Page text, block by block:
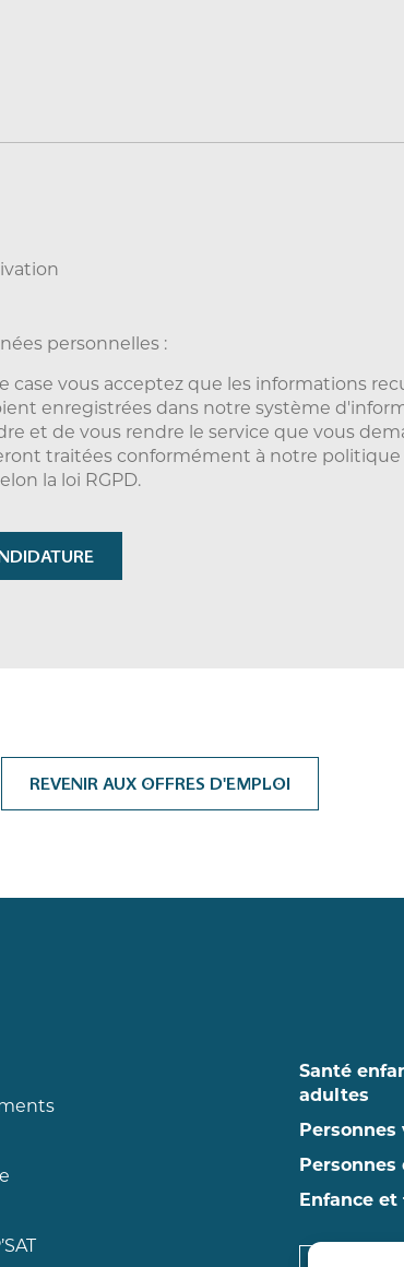
personnelles :
case vous acceptez que les informations
enregistrées dans notre système
et de vous rendre le service que vous
traitées conformément à notre politique
la loi RGPD.
REVENIR AUX OFFRES D'EMPLOI
Santé
adultes
Personnes
Enfance